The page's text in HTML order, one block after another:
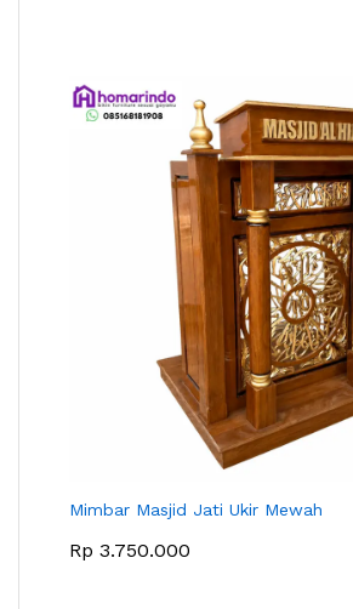
Mimbar Masjid Jati Ukir Mewah
Rp 3.750.000